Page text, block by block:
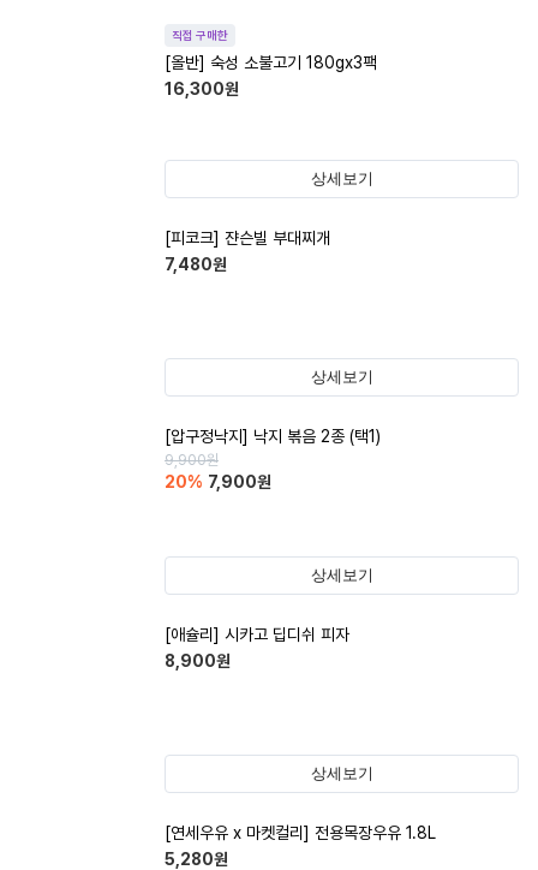
직접 구매한
[올반] 숙성 소불고기 180gx3팩
16,300원
상세보기
[피코크] 쟌슨빌 부대찌개
7,480원
상세보기
[압구정낙지] 낙지 볶음 2종 (택1)
9,900원
20% 7,900원
상세보기
[애슐리] 시카고 딥디쉬 피자
8,900원
상세보기
[연세우유 x 마켓컬리] 전용목장우유 1.8L
5,280원